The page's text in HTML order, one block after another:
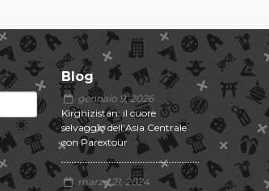
Blog
gennaio 9, 2026
Kirghizistan: il cuore
selvaggio dell’Asia Centrale
con Parextour
marzo 21, 2024